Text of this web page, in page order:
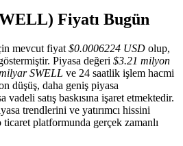
Fiyatı Bugün
mevcut fiyat $0.0006224 USD olup,
Piyasa değeri $3.21 milyon
SWELL ve 24 saatlik işlem hacmi
düşüş, daha geniş piyasa
vadeli satış baskısına işaret etmektedir.
trendlerini ve yatırımcı hissini
platformunda gerçek zamanlı